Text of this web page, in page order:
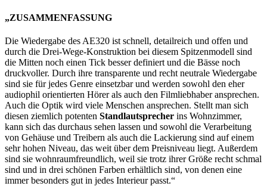
„ZUSAMMENFASSUNG
Die Wiedergabe des AE320 ist schnell, detailreich und offen und
durch die Drei-Wege-Konstruktion bei diesem Spitzenmodell sind
die Mitten noch einen Tick besser definiert und die Bässe noch
druckvoller. Durch ihre transparente und recht neutrale Wiedergabe
sind sie für jedes Genre einsetzbar und werden sowohl den eher
audiophil orientierten Hörer als auch den Filmliebhaber ansprechen.
Auch die Optik wird viele Menschen ansprechen. Stellt man sich
diesen ziemlich potenten Standlautsprecher ins Wohnzimmer,
kann sich das durchaus sehen lassen und sowohl die Verarbeitung
von Gehäuse und Treibern als auch die Lackierung sind auf einem
sehr hohen Niveau, das weit über dem Preisniveau liegt. Außerdem
sind sie wohnraumfreundlich, weil sie trotz ihrer Größe recht schmal
sind und in drei schönen Farben erhältlich sind, von denen eine
immer besonders gut in jedes Interieur passt.“